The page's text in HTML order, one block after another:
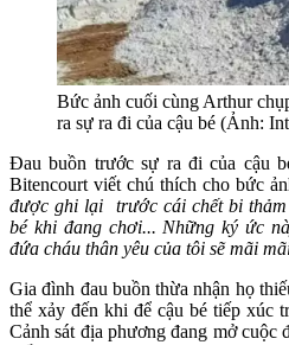
Bức ảnh cuối cùng Arthur
ra sự ra đi của cậu bé (Ảnh:
Đau buồn trước sự ra đi của cậu
Bitencourt viết chú thích cho bức
được ghi lại trước cái chết bi
bé khi đang chơi... Những ký ức
đứa cháu thân yêu của tôi sẽ mãi
Gia đình đau buồn thừa nhận họ
thể xảy đến khi để cậu bé tiếp xúc
Cảnh sát địa phương đang mở cuộc